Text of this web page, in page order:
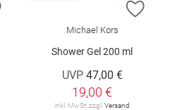
ZUR WUNSCHLISTE HINZUFÜGEN
ZUR
Michael Kors
Shower Gel 200 ml
UVP 47,00 €
19,00 €
inkl. MwSt. zzgl. Versand